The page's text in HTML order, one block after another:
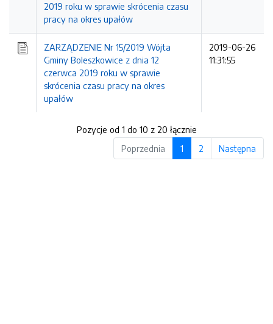
2019 roku w sprawie skrócenia czasu
pracy na okres upałów
ZARZĄDZENIE Nr 15/2019 Wójta
Gminy Boleszkowice z dnia 12
czerwca 2019 roku w sprawie
skrócenia czasu pracy na okres
upałów
2019-06-26
11:31:55
Pozycje od 1 do 10 z 20 łącznie
Poprzednia
1 2 Następna